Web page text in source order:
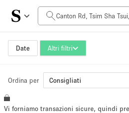
Date Altri filtri
Prezzo al giorno
HK$0
Dimensioni dello spazio
Ordina per Consigliati
Vi forniamo transazioni sicure, quindi